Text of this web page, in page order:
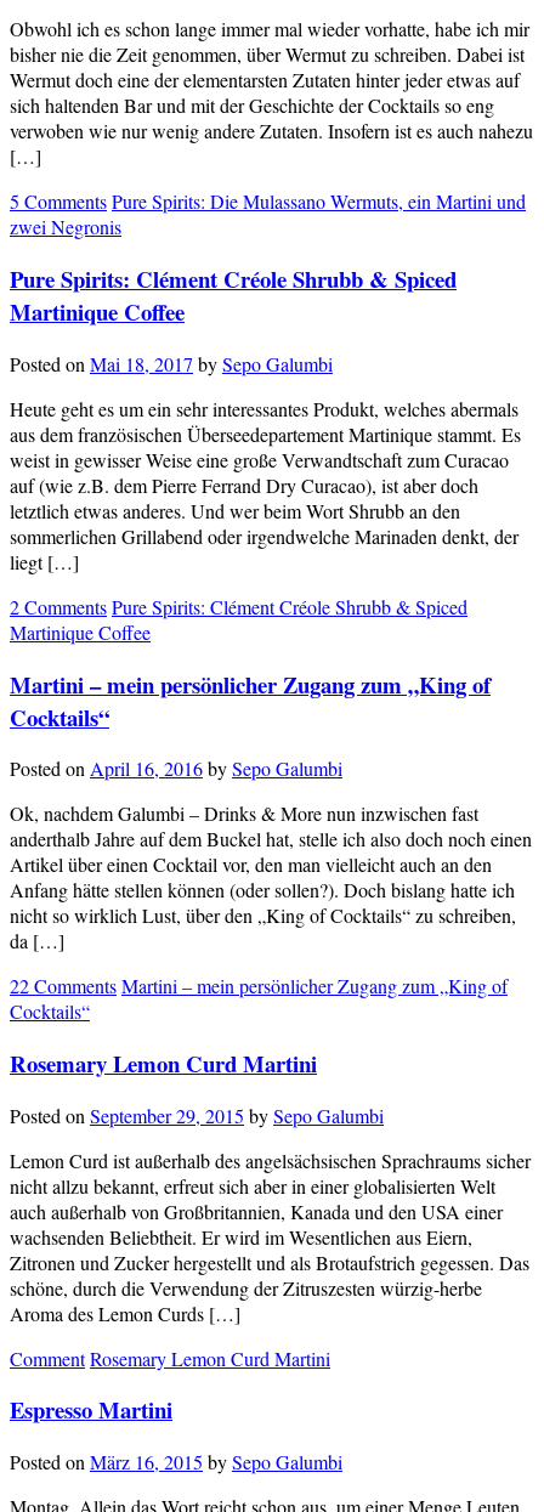
Obwohl ich es schon lange immer mal wieder vorhatte, habe ich mir
bisher nie die Zeit genommen, über Wermut zu schreiben. Dabei ist
Wermut doch eine der elementarsten Zutaten hinter jeder etwas auf
sich haltenden Bar und mit der Geschichte der Cocktails so eng
verwoben wie nur wenig andere Zutaten. Insofern ist es auch nahezu
[…]
5 CommentsPure Spirits: Die Mulassano Wermuts, ein Martini und
zwei Negronis
Pure Spirits: Clément Créole Shrubb & Spiced
Martinique Coffee
Posted on Mai 18, 2017 bySepo Galumbi
Heute geht es um ein sehr interessantes Produkt, welches abermals
aus dem französischen Überseedepartement Martinique stammt. Es
weist in gewisser Weise eine große Verwandtschaft zum Curacao
auf (wie z.B. dem Pierre Ferrand Dry Curacao), ist aber doch
letztlich etwas anderes. Und wer beim Wort Shrubb an den
sommerlichen Grillabend oder irgendwelche Marinaden denkt, der
liegt […]
2 CommentsPure Spirits: Clément Créole Shrubb & Spiced
Martinique Coffee
Martini – mein persönlicher Zugang zum „King of
Cocktails“
Posted onApril 16, 2016bySepo Galumbi
Ok, nachdem Galumbi – Drinks & More nun inzwischen fast
anderthalb Jahre auf dem Buckel hat, stelle ich also doch noch einen
Artikel über einen Cocktail vor, den man vielleicht auch an den
Anfang hätte stellen können (oder sollen?). Doch bislang hatte ich
nicht so wirklich Lust, über den „King of Cocktails“ zu schreiben,
da […]
22 CommentsMartini – mein persönlicher Zugang zum „King of
Cocktails“
Rosemary Lemon Curd Martini
Posted on September 29, 2015 bySepo Galumbi
Lemon Curd ist außerhalb des angelsächsischen Sprachraums sicher
nicht allzu bekannt, erfreut sich aber in einer globalisierten Welt
auch außerhalb von Großbritannien, Kanada und den USA einer
wachsenden Beliebtheit. Er wird im Wesentlichen aus Eiern,
Zitronen und Zucker hergestellt und als Brotaufstrich gegessen. Das
schöne, durch die Verwendung der Zitruszesten würzig-herbe
Aroma des Lemon Curds […]
CommentRosemary Lemon Curd Martini
Espresso Martini
Posted on März 16, 2015 bySepo Galumbi
Montag. Allein das Wort reicht schon aus, um einer Menge Leuten